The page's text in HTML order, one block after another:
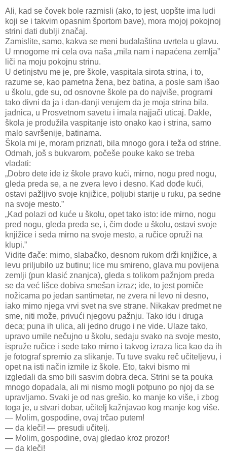
Ali, kad se čovek bole razmisli (ako, to jest, uopšte ima ludi
koji se i takvim opasnim športom bave), mora mojoj pokojnoj
strini dati dublji značaj.
Zamislite, samo, kakva se meni budalaština uvrtela u glavu.
U mnogome mi cela ova naša „mila nam i napaćena zemlja”
liči na moju pokojnu strinu.
U detinjstvu me je, pre škole, vaspitala sirota strina, i to,
razume se, kao pametna žena, bez batina, a posle sam išao
u školu, gde su, od osnovne škole pa do najviše, programi
tako divni da ja i dan-danji verujem da je moja strina bila,
jadnica, u Prosvetnom savetu i imala najjači uticaj. Dakle,
škola je produžila vaspitanje isto onako kao i strina, samo
malo savršenije, batinama.
Škola mi je, moram priznati, bila mnogo gora i teža od strine.
Odmah, još s bukvarom, počeše pouke kako se treba
vladati:
„Dobro dete ide iz škole pravo kući, mirno, nogu pred nogu,
gleda preda se, a ne zvera levo i desno. Kad dođe kući,
ostavi pažljivo svoje knjižice, poljubi starije u ruku, pa sedne
na svoje mesto.”
„Kad polazi od kuće u školu, opet tako isto: ide mirno, nogu
pred nogu, gleda preda se, i, čim dođe u školu, ostavi svoje
knjižice i seda mirno na svoje mesto, a ručice opruži na
klupi.”
Vidite đače: mirno, slabačko, desnom rukom drži knjižice, a
levu priljubilo uz butinu; lice mu smireno, glava mu povijena
zemlji (pun klasić znanjca), gleda s tolikom pažnjom preda
se da već lišce dobiva smešan izraz; ide, to jest pomiče
nožicama po jedan santimetar, ne zvera ni levo ni desno,
iako mimo njega vrvi svet na sve strane. Nikakav predmet ne
sme, niti može, privući njegovu pažnju. Tako idu i druga
deca; puna ih ulica, ali jedno drugo i ne vide. Ulaze tako,
upravo umile nečujno u školu, sedaju svako na svoje mesto,
ispruže ručice i sede tako mirno i takvog izraza lica kao da ih
je fotograf spremio za slikanje. Tu tuve svaku reč učiteljevu, i
opet na isti način izmile iz škole. Eto, takvi bismo mi
izgledali da smo bili sasvim dobra deca. Strini se ta pouka
mnogo dopadala, ali mi nismo mogli potpuno po njoj da se
upravljamo. Svaki je od nas grešio, ko manje ko više, i zbog
toga je, u stvari dobar, učitelj kažnjavao kog manje kog više.
— Molim, gospodine, ovaj trčao putem!
— da kleči! — presudi učitelj.
— Molim, gospodine, ovaj gledao kroz prozor!
— da kleči!